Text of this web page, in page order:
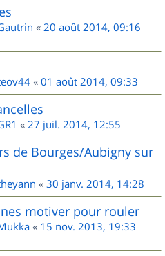
« 20 août 2014, 09:16
« 01 août 2014, 09:33
« 27 juil. 2014, 12:55
de Bourges/Aubigny sur
« 30 janv. 2014, 14:28
motiver pour rouler
« 15 nov. 2013, 19:33